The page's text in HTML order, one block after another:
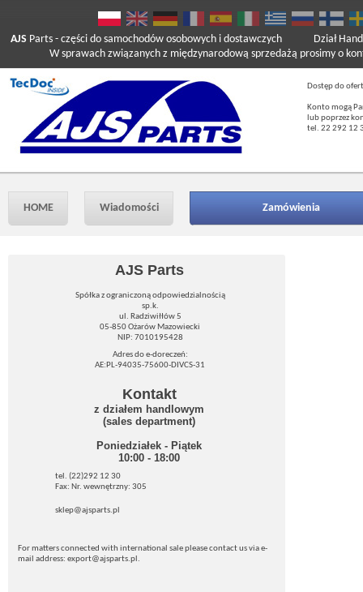
AJS Parts - części do samochodów osobowych i dostawczych
W sprawach związanych z międzynarodową sprzedażą prosimy o
Dział
Dostęp do
Konto mogą
lub poprzez
tel. 22 292 12
HOME Wiadomości Zamówienia
AJS Parts
Spółka z ograniczoną odpowiedzialnością
sp.k.
ul. Radziwiłłów 5
05-850 Ożarów Mazowiecki
NIP: 7010195428
Adres do e-doreczeń:
AE:PL-94035-75600-DIVCS-31
Kontakt
z działem handlowym
(sales department)
Poniedziałek - Piątek
10:00 - 18:00
tel. (22)292 12 30
Fax: Nr. wewnętrzny: 305
sklep@ajsparts.pl
For matters connected with international sale please contact us via e-
mail address: export@ajsparts.pl.